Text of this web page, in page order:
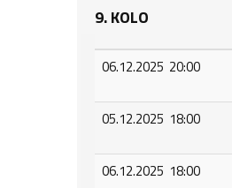
9. KOLO
06.12.2025 20:00
05.12.2025 18:00
06.12.2025 18:00